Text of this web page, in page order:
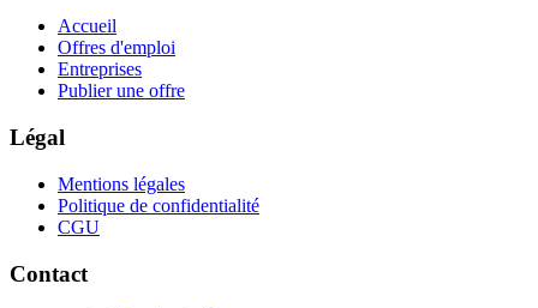
Accueil
Offres d'emploi
Entreprises
Publier une offre
Légal
Mentions légales
Politique de confidentialité
CGU
Contact